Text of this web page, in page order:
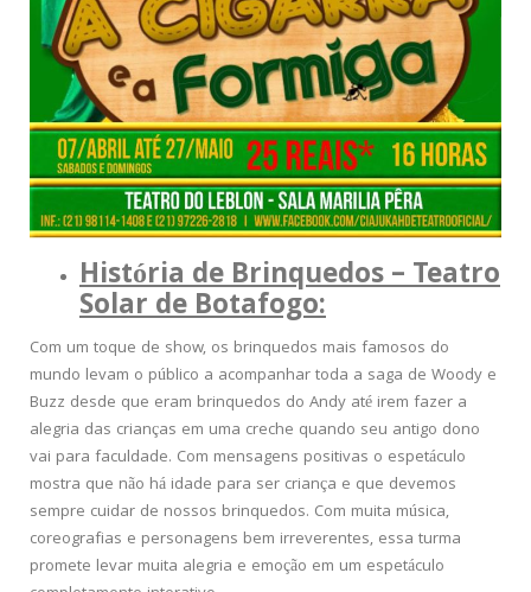
História de Brinquedos – Teatro
Solar de Botafogo:
Com um toque de show, os brinquedos mais famosos do
mundo levam o público a acompanhar toda a saga de Woody e
Buzz desde que eram brinquedos do Andy até irem fazer a
alegria das crianças em uma creche quando seu antigo dono
vai para faculdade. Com mensagens positivas o espetáculo
mostra que não há idade para ser criança e que devemos
sempre cuidar de nossos brinquedos. Com muita música,
coreografias e personagens bem irreverentes, essa turma
promete levar muita alegria e emoção em um espetáculo